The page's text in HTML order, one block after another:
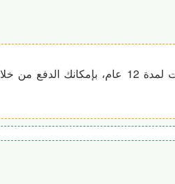
نأسف، لا يوجد لدينا ذلك. لقد عملنا من خلال بطاقة المدفوعات لمدة 12 عام، بإمكانك الدفع